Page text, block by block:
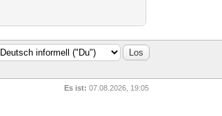
Es ist: 07.08.2026, 19:05